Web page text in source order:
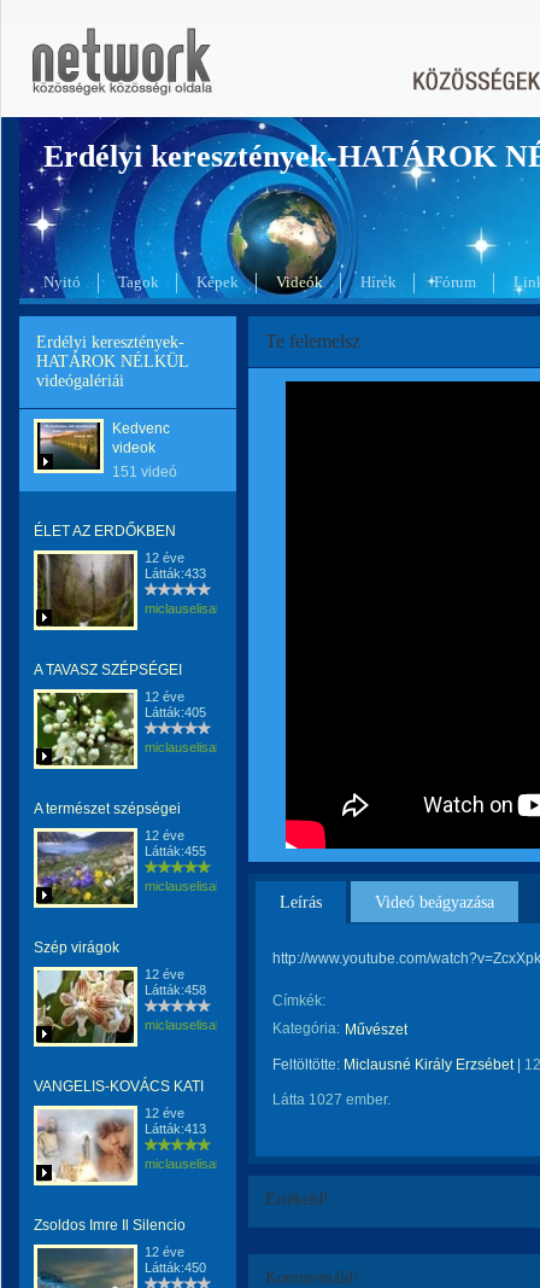
Erdélyi keresztények-HATÁROK
Nyitó Tagok Képek Videók Hírek Fórum
Erdélyi keresztények-
HATÁROK NÉLKÜL
videógalériái
Kedvenc
videok
151 videó
ÉLET AZ ERDŐKBEN
12 éve
Látták:433
miclauselisabeta
A TAVASZ SZÉPSÉGEI
12 éve
Látták:405
miclauselisabeta
A természet szépségei
12 éve
Látták:455
miclauselisabeta
Szép virágok
12 éve
Látták:458
miclauselisabeta
VANGELIS-KOVÁCS KATI
12 éve
Látták:413
miclauselisabeta
Zsoldos Imre Il Silencio
12 éve
Látták:450
Te felemelsz
Leírás Videó beágyazása
http://www.youtube.com/
Címkék:
Kategória: Művészet
Feltöltötte: Miclausné Király Erzsébet|
Látta 1027 ember.
Értékeld!
Kommentáld!